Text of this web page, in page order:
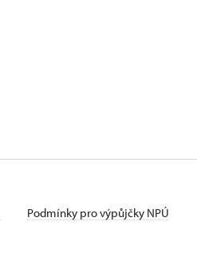
Podmínky pro výpůjčky NPÚ